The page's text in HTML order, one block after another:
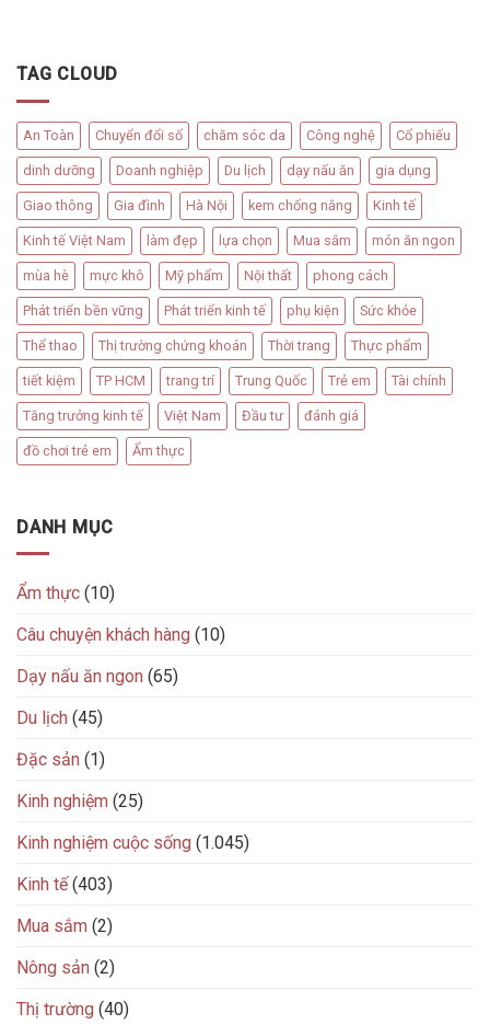
TAG CLOUD
An Toàn Chuyển đổi số chăm sóc da Công nghệ Cổ phiếu
dinh dưỡng Doanh nghiệp Du lịch dạy nấu ăn gia dụng
Giao thông Gia đình Hà Nội kem chống nắng Kinh tế
Kinh tế Việt Nam làm đẹp lựa chọn Mua sắm món ăn ngon
mùa hè mực khô Mỹ phẩm Nội thất phong cách
Phát triển bền vững Phát triển kinh tế phụ kiện Sức khỏe
Thể thao Thị trường chứng khoán Thời trang Thực phẩm
tiết kiệm TP HCM trang trí Trung Quốc Trẻ em Tài chính
Tăng trưởng kinh tế Việt Nam Đầu tư đánh giá
đồ chơi trẻ em Ẩm thực
DANH MỤC
Ẩm thực (10)
Câu chuyện khách hàng (10)
Dạy nấu ăn ngon (65)
Du lịch (45)
Đặc sản (1)
Kinh nghiệm (25)
Kinh nghiệm cuộc sống (1.045)
Kinh tế(403)
Mua sắm (2)
Nông sản (2)
Thị trường (40)